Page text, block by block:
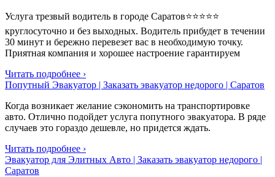
Услуга трезвый водитель в городе Саратов⭐⭐⭐⭐⭐
круглосуточно и без выходных. Водитель прибудет в течении
30 минут и бережно перевезет вас в необходимую точку.
Приятная компания и хорошее настроение гарантируем
Читать подробнее ›
Попутный Эвакуатор | Заказать эвакуатор недорого | Саратов
Когда возникает желание сэкономить на транспортировке
авто. Отлично подойдет услуга попутного эвакуатора. В ряде
случаев это гораздо дешевле, но придется ждать.
Читать подробнее ›
Эвакуатор для Элитных Авто | Заказать эвакуатор недорого |
Саратов